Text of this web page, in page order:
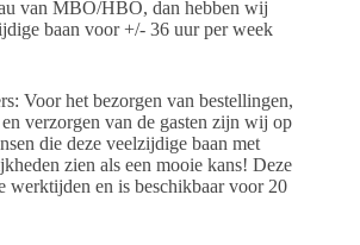
van MBO/HBO, dan hebben wij
baan voor +/- 36 uur per week
Voor het bezorgen van bestellingen,
verzorgen van de gasten zijn wij op
die deze veelzijdige baan met
zien als een mooie kans! Deze
werktijden en is beschikbaar voor 20